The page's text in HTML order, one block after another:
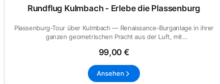
Rundflug Kulmbach - Erlebe die Plassenburg
Plassenburg-Tour über Kulmbach — Renaissance-Burganlage in ihrer
ganzen geometrischen Pracht aus der Luft, mit
99,00 €
Ansehen